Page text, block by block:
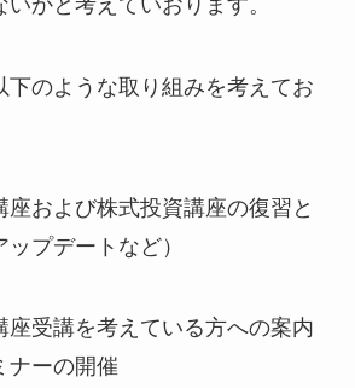
のような取り組みを考えてお
よび株式投資講座の復習と
プデートなど）
受講を考えている方への案内
ナーの開催